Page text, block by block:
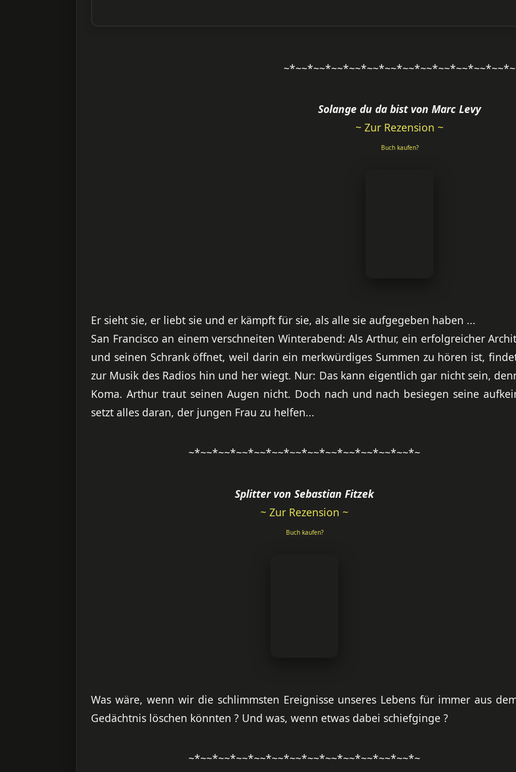
~*~~*~~*~~*~~*~~*~~*~~*~~*~~*~~*~~*~~*~
Solange du da bist von Marc Levy
~ Zur Rezension ~
Buch kaufen?
Er sieht sie, er liebt sie und er kämpft für sie, als alle sie aufgegeben haben ...
San Francisco an einem verschneiten Winterabend: Als Arthur, ein erfolgreicher
und seinen Schrank öffnet, weil darin ein merkwürdiges Summen zu hören ist,
zur Musik des Radios hin und her wiegt. Nur: Das kann eigentlich gar nicht sein,
Koma. Arthur traut seinen Augen nicht. Doch nach und nach besiegen seine
setzt alles daran, der jungen Frau zu helfen...
~*~~*~~*~~*~~*~~*~~*~~*~~*~~*~~*~~*~~*~
Splitter von Sebastian Fitzek
~ Zur Rezension ~
Buch kaufen?
Was wäre, wenn wir die schlimmsten Ereignisse unseres Lebens für immer aus
Gedächtnis löschen könnten ? Und was, wenn etwas dabei schiefginge ?
~*~~*~~*~~*~~*~~*~~*~~*~~*~~*~~*~~*~~*~